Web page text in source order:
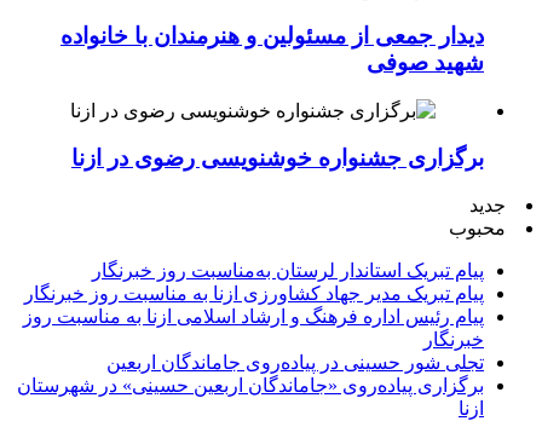
دیدار جمعی از مسئولین و هنرمندان با خانواده
شهید صوفی
برگزاری جشنواره خوشنویسی رضوی در ازنا
جدید
محبوب
پیام تبریک استاندار لرستان به‌مناسبت روز خبرنگار
پیام تبریک مدیر جهاد کشاورزی ازنا به مناسبت روز خبرنگار
پیام رئیس اداره فرهنگ و ارشاد اسلامی ازنا به مناسبت روز
خبرنگار
تجلی شور حسینی در پیاده‌روی جاماندگان اربعین
برگزاری پیاده‌روی «جاماندگان اربعین حسینی» در شهرستان
ازنا